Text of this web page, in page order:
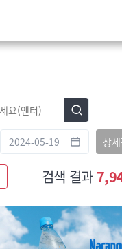
상
검색 결과